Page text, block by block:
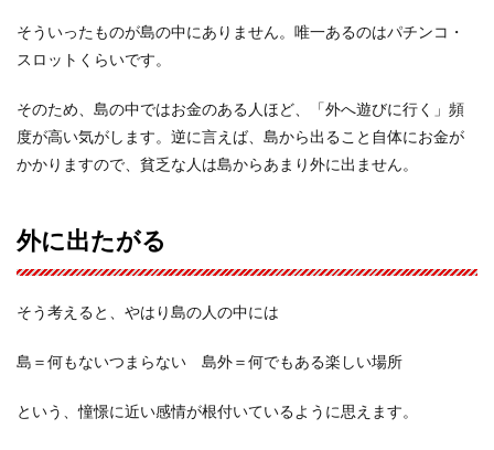
そういったものが島の中にありません。唯一あるのはパチンコ・
スロットくらいです。
そのため、島の中ではお金のある人ほど、「外へ遊びに行く」頻
度が高い気がします。逆に言えば、島から出ること自体にお金が
かかりますので、貧乏な人は島からあまり外に出ません。
外に出たがる
そう考えると、やはり島の人の中には
島＝何もないつまらない 島外＝何でもある楽しい場所
という、憧憬に近い感情が根付いているように思えます。